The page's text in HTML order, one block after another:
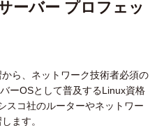
ーバー プロフェッ
ら、ネットワーク技術者必須の
ーOSとして普及するLinux資格
スコ社のルーターやネットワー
ます。